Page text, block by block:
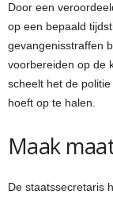
Door een
op een bepaald
gevangenisstraffen
voorbereiden op de
scheelt het de
hoeft op te halen.
Maak
De staatssecretaris